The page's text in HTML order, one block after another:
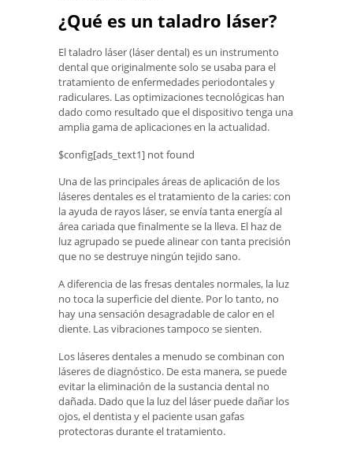
¿Qué es un taladro láser?
El taladro láser (láser dental) es un instrumento
dental que originalmente solo se usaba para el
tratamiento de enfermedades periodontales y
radiculares. Las optimizaciones tecnológicas han
dado como resultado que el dispositivo tenga una
amplia gama de aplicaciones en la actualidad.
$config[ads_text1] not found
Una de las principales áreas de aplicación de los
láseres dentales es el tratamiento de la caries: con
la ayuda de rayos láser, se envía tanta energía al
área cariada que finalmente se la lleva. El haz de
luz agrupado se puede alinear con tanta precisión
que no se destruye ningún tejido sano.
A diferencia de las fresas dentales normales, la luz
no toca la superficie del diente. Por lo tanto, no
hay una sensación desagradable de calor en el
diente. Las vibraciones tampoco se sienten.
Los láseres dentales a menudo se combinan con
láseres de diagnóstico. De esta manera, se puede
evitar la eliminación de la sustancia dental no
dañada. Dado que la luz del láser puede dañar los
ojos, el dentista y el paciente usan gafas
protectoras durante el tratamiento.